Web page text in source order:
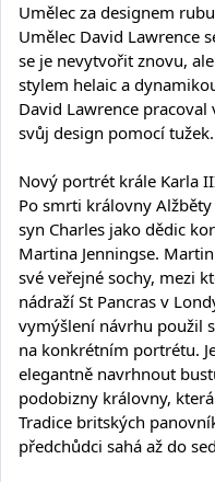
Umělec za designem rubu
Umělec David Lawrence
se je nevytvořit znovu,
stylem helaic a
David Lawrence
svůj design pomocí tužek.
Nový portrét krále Karla
Po smrti královny
syn Charles jako dědic
Martina Jenningse.
své veřejné sochy, mezi
nádraží St Pancras v
vymýšlení návrhu použil
na konkrétním portrétu.
elegantně navrhnout
podobizny královny,
Tradice britských
předchůdci sahá až do